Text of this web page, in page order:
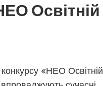
Освітній
«НЕО Освітній